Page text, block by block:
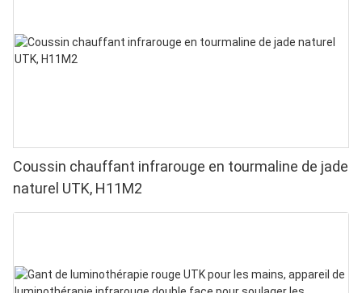
Coussin chauffant infrarouge en tourmaline de jade
naturel UTK, H11M2